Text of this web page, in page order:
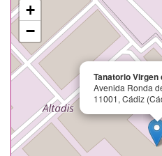
Tanatorio Virgen
Avenida Ronda
11001, Cádiz
+
−